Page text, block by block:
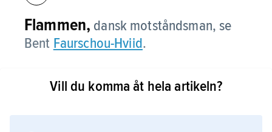
Flammen, dansk motståndsman, se
Bent Faurschou-Hviid.
Vill du komma åt hela artikeln?